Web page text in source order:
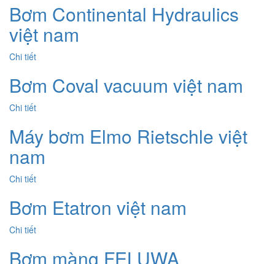
Bơm Continental Hydraulics
việt nam
Chi tiết
Bơm Coval vacuum việt nam
Chi tiết
Máy bơm Elmo Rietschle việt
nam
Chi tiết
Bơm Etatron việt nam
Chi tiết
Bơm màng FELUWA